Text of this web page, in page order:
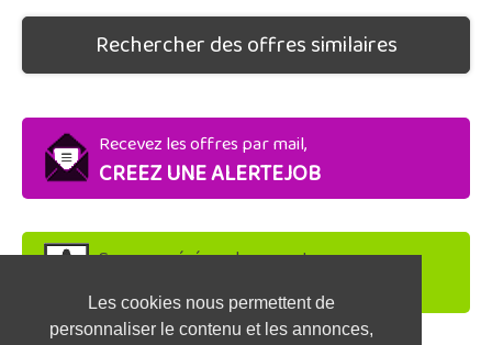
Les cookies nous permettent de
personnaliser le contenu et les annonces,
Rechercher des offres similaires
Recevez les offres par mail,
CREEZ UNE ALERTEJOB
Soyez repéré par les recruteurs,
DEPOSEZ VOTRE CV